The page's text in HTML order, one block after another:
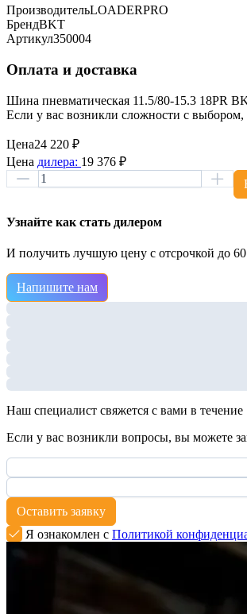
ПроизводительLOADERPRO
БрендBKT
Артикул350004
Оплата и доставка
Шина пневматическая 11.5/80-15.3 18PR
Если у вас возникли сложности с
Цена24 220 ₽
Цена дилера: 19 376 ₽
Узнайте как стать дилером
И получить лучшую цену с отсрочкой до
Напишите нам
Наш специалист свяжется с вами в
Если у вас возникли вопросы, вы можете
Оставить заявку
Я ознакомлен с Политикой